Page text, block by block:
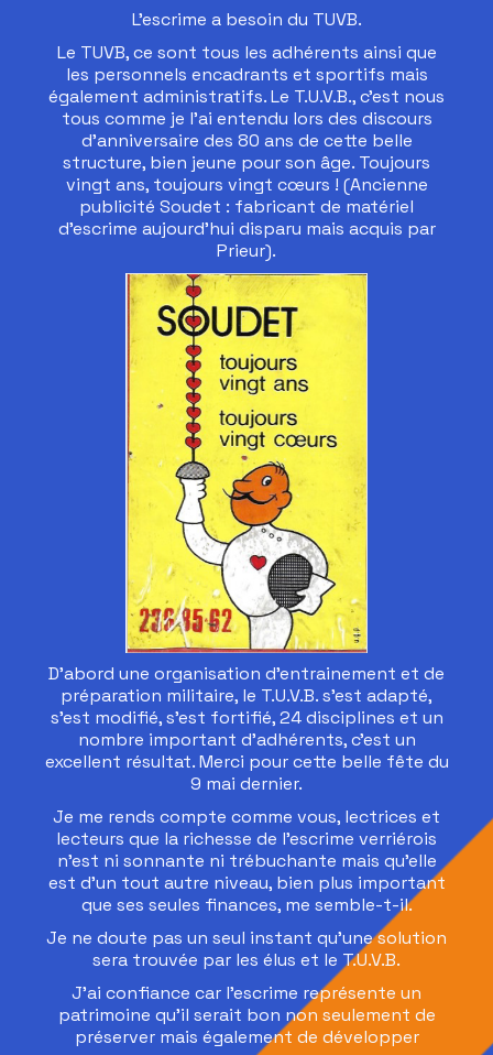
L’escrime a besoin du TUVB.
Le TUVB, ce sont tous les adhérents ainsi que
les personnels encadrants et sportifs mais
également administratifs. Le T.U.V.B., c’est nous
tous comme je l’ai entendu lors des discours
d’anniversaire des 80 ans de cette belle
structure, bien jeune pour son âge. Toujours
vingt ans, toujours vingt cœurs ! (Ancienne
publicité Soudet : fabricant de matériel
d’escrime aujourd’hui disparu mais acquis par
Prieur).
D’abord une organisation d’entrainement et de
préparation militaire, le T.U.V.B. s’est adapté,
s’est modifié, s’est fortifié, 24 disciplines et un
nombre important d’adhérents, c’est un
excellent résultat. Merci pour cette belle fête du
9 mai dernier.
Je me rends compte comme vous, lectrices et
lecteurs que la richesse de l’escrime verriérois
n’est ni sonnante ni trébuchante mais qu’elle
est d’un tout autre niveau, bien plus important
que ses seules finances, me semble-t-il.
Je ne doute pas un seul instant qu’une solution
sera trouvée par les élus et le T.U.V.B.
J’ai confiance car l’escrime représente un
patrimoine qu’il serait bon non seulement de
préserver mais également de développer